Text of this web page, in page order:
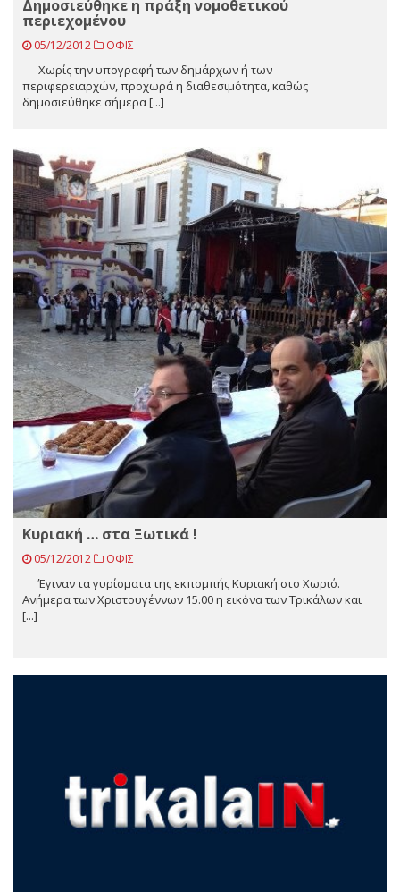
Δημοσιεύθηκε η πράξη νομοθετικού
περιεχομένου
05/12/2012 ΟΦΙΣ
Χωρίς την υπογραφή των δημάρχων ή των
περιφερειαρχών, προχωρά η διαθεσιμότητα, καθώς
δημοσιεύθηκε σήμερα [...]
Kυριακή … στα Ξωτικά !
05/12/2012 ΟΦΙΣ
Έγιναν τα γυρίσματα της εκπομπής Κυριακή στο Χωριό.
Ανήμερα των Χριστουγέννων 15.00 η εικόνα των Τρικάλων και
[...]